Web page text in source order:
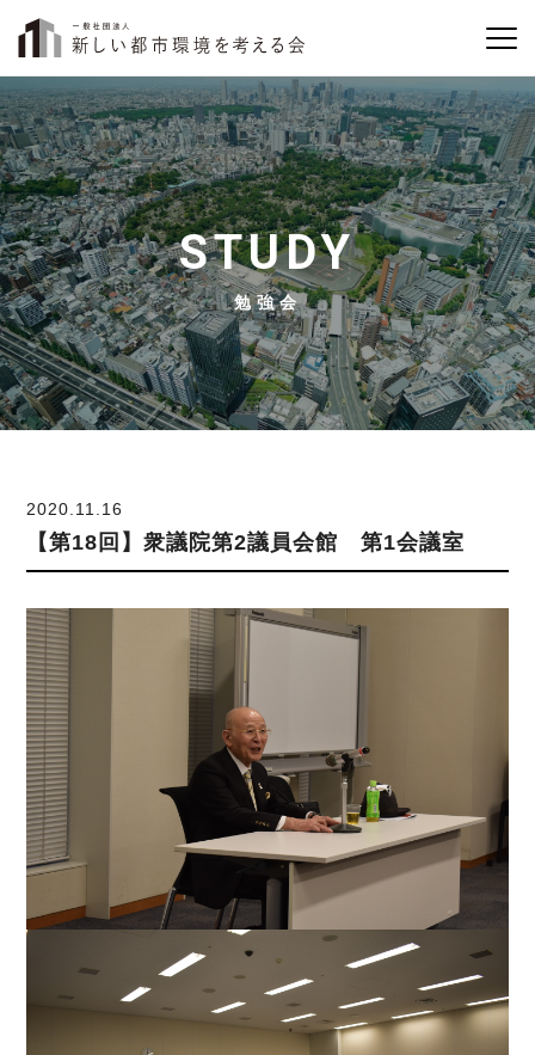
STUDY
勉強会
2020.11.16
【第18回】衆議院第2議員会館 第1会議室